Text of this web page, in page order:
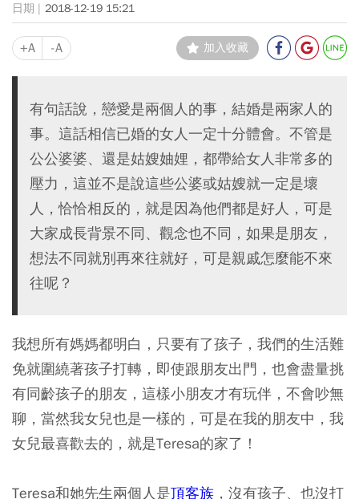
2018-12-19 15:21
+A -A 加入收藏
有句話說，戀愛是兩個人的事，結婚是兩家人的
事。這話相信已婚的女人一定十分體會。不管是
公公婆婆、還是姑嫂妯娌，都帶給女人非常多的
壓力，這並不是說這些公婆或姑嫂就一定是壞
人，恰恰相反的，就是因為他們都是好人，可是
大家成長背景不同、觀念也不同，如果是朋友，
想法不同就別再來往就好，可是親戚怎麼能不來
往呢？
我想所有媽媽都明白，只要有了孩子，我們的生活難
免就圍繞著孩子打轉，即使跟朋友出門，也會盡量挑
有同齡孩子的朋友，這樣小朋友才有玩伴，不會吵無
聊，當然我女兒也是一樣的，可是在我的朋友中，我
女兒最喜歡去的，就是Teresa的家了！
Teresa和她先生兩個人是頂客族 ，沒有孩子、也沒打